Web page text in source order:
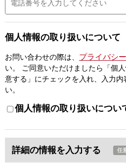
個人情報の取り扱いについて
お問い合わせの際は、 プライバシ
い。
ご同意いただけましたら「個
意する」にチェックを入れ、入力内
い。
個人情報の取り扱いについ
詳細の情報を入力する 任